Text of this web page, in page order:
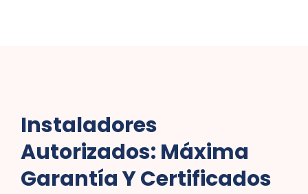
Instaladores
Autorizados: Máxima
Garantía Y Certificados